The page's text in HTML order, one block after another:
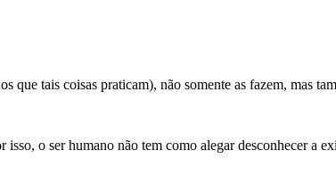
tais coisas praticam), não somente as fazem, mas
o ser humano não tem como alegar desconhecer a